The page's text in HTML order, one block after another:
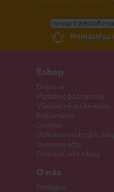
Prihlásiť sa
Eshop
Doprava
Platobné podmienky
Všeobecné podmienky
Reklamácie
Cookies
Ochrana osobných
Overenie účtu
Odstúpiť od zmluvy
O nás
Predajne